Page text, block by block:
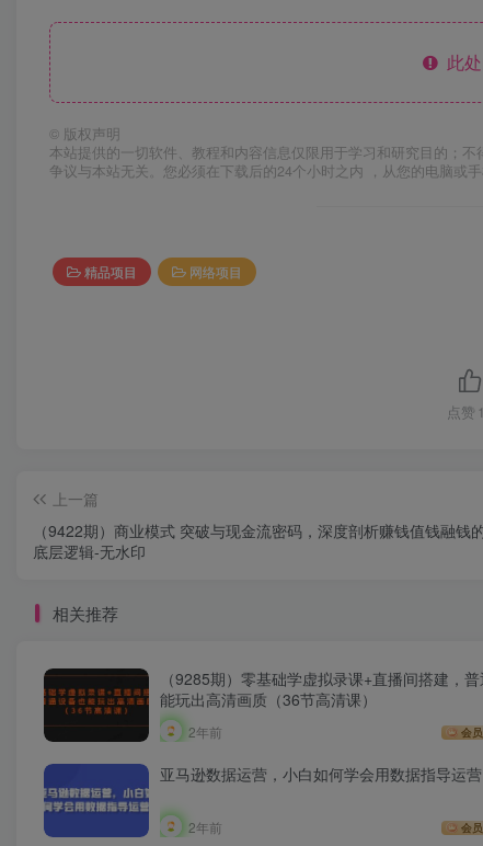
此
© 版权声明
本站提供的一切软件、教程和内容信息仅限用于学习和研究目的；
争议与本站无关。您必须在下载后的24个小时之内 ，从您的电脑或手
精品项目 网络项目
点赞
上一篇
（9422期）商业模式 突破与现金流密码，深度剖析赚钱值钱融钱
底层逻辑-无水印
相关推荐
（9285期）零基础学虚拟录课+直播间搭建，
能玩出高清画质（36节高清课）
2年前 会
亚马逊数据运营，小白如何学会用数据指导运营
2年前 会